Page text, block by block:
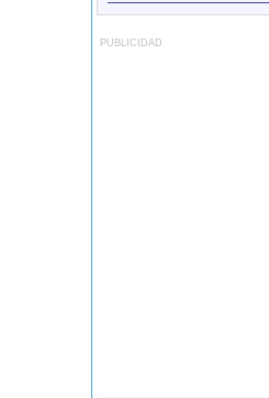
PUBLICIDAD